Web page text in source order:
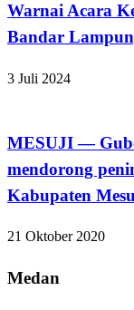
Warnai Acara
Bandar
3 Juli 2024
MESUJI —
mendorong
Kabupaten
21 Oktober 2020
Medan